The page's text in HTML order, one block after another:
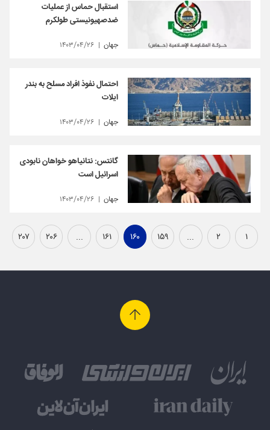
استقبال حماس از عملیات
ضدصهیونیستی طولکرم
جهان ۱۴۰۳/۰۴/۲۶
احتمال نفوذ افراد مسلح به بندر
ایلات
جهان ۱۴۰۳/۰۴/۲۶
گانتس: نتانیاهو خواهان نابودی
اسرائیل است
جهان ۱۴۰۳/۰۴/۲۶
۱ ۲ ... ۱۵۹ ۱۶۰ ۱۶۱ ... ۲۰۶ ۲۰۷